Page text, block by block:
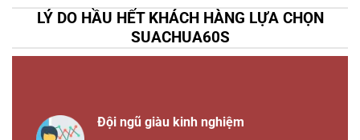
LÝ DO HẦU HẾT KHÁCH HÀNG LỰA CHỌN
SUACHUA60S
Đội ngũ giàu kinh nghiệm